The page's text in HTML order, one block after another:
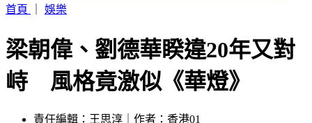
首頁
娛樂
梁朝偉、劉德華睽違20年又對
峙 風格竟激似《華燈》
責任編輯：王思淳｜作者：香港01